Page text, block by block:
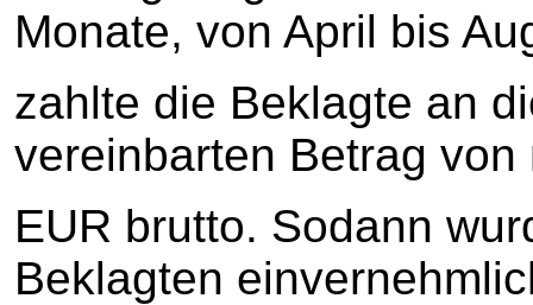
Monate, von April bis
zahlte die Beklagte an
vereinbarten Betrag
EUR brutto. Sodann
Beklagten